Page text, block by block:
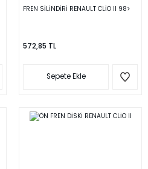
FREN SİLİNDİRİ RENAULT CLİO II 98>
572,85 TL
Sepete Ekle